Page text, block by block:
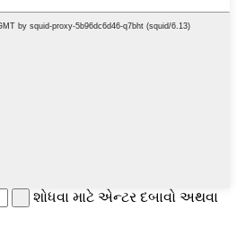
શોધવા માટે એન્ટર દબાવો અથવા